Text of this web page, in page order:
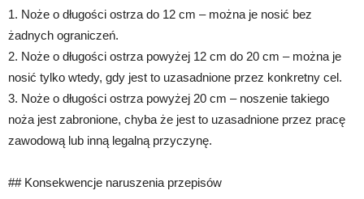
1. Noże o długości ostrza do 12 cm – można je nosić bez
żadnych ograniczeń.
2. Noże o długości ostrza powyżej 12 cm do 20 cm – można je
nosić tylko wtedy, gdy jest to uzasadnione przez konkretny cel.
3. Noże o długości ostrza powyżej 20 cm – noszenie takiego
noża jest zabronione, chyba że jest to uzasadnione przez pracę
zawodową lub inną legalną przyczynę.
## Konsekwencje naruszenia przepisów